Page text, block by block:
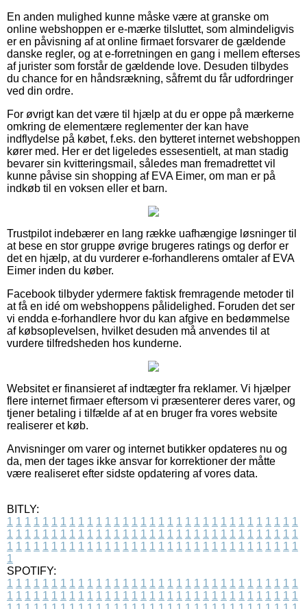
En anden mulighed kunne måske være at granske om
online webshoppen er e-mærke tilsluttet, som almindeligvis
er en påvisning af at online firmaet forsvarer de gældende
danske regler, og at e-forretningen en gang i mellem efterses
af jurister som forstår de gældende love. Desuden tilbydes
du chance for en håndsrækning, såfremt du får udfordringer
ved din ordre.
For øvrigt kan det være til hjælp at du er oppe på mærkerne
omkring de elementære reglementer der kan have
indflydelse på købet, f.eks. den bytteret internet webshoppen
kører med. Her er det ligeledes essesentielt, at man stadig
bevarer sin kvitteringsmail, således man fremadrettet vil
kunne påvise sin shopping af EVA Eimer, om man er på
indkøb til en voksen eller et barn.
Trustpilot indebærer en lang række uafhængige løsninger til
at bese en stor gruppe øvrige brugeres ratings og derfor er
det en hjælp, at du vurderer e-forhandlerens omtaler af EVA
Eimer inden du køber.
Facebook tilbyder ydermere faktisk fremragende metoder til
at få en idé om webshoppens pålidelighed. Foruden det ser
vi endda e-forhandlere hvor du kan afgive en bedømmelse
af købsoplevelsen, hvilket desuden må anvendes til at
vurdere tilfredsheden hos kunderne.
Websitet er finansieret af indtægter fra reklamer. Vi hjælper
flere internet firmaer eftersom vi præsenterer deres varer, og
tjener betaling i tilfælde af at en bruger fra vores website
realiserer et køb.
Anvisninger om varer og internet butikker opdateres nu og
da, men der tages ikke ansvar for korrektioner der måtte
være realiseret efter sidste opdatering af vores data.
BITLY:
1 1 1 1 1 1 1 1 1 1 1 1 1 1 1 1 1 1 1 1 1 1 1 1 1 1 1 1 1 1 1 1 1
1 1 1 1 1 1 1 1 1 1 1 1 1 1 1 1 1 1 1 1 1 1 1 1 1 1 1 1 1 1 1 1 1
1 1 1 1 1 1 1 1 1 1 1 1 1 1 1 1 1 1 1 1 1 1 1 1 1 1 1 1 1 1 1 1 1
1
SPOTIFY:
1 1 1 1 1 1 1 1 1 1 1 1 1 1 1 1 1 1 1 1 1 1 1 1 1 1 1 1 1 1 1 1 1
1 1 1 1 1 1 1 1 1 1 1 1 1 1 1 1 1 1 1 1 1 1 1 1 1 1 1 1 1 1 1 1 1